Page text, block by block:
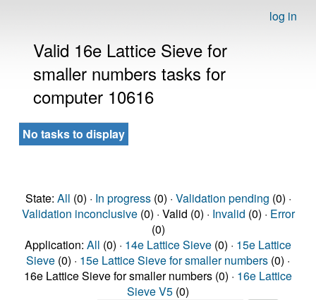
log in
Valid 16e Lattice Sieve for
smaller numbers tasks for
computer 10616
No tasks to display
State: All (0) · In progress(0) · Validation pending (0) ·
Validation inconclusive(0) · Valid (0) · Invalid (0) · Error
(0)
Application: All (0) · 14e Lattice Sieve (0) · 15e Lattice
Sieve (0) · 15e Lattice Sieve for smaller numbers (0) ·
16e Lattice Sieve for smaller numbers (0) · 16e Lattice
Sieve V5 (0)